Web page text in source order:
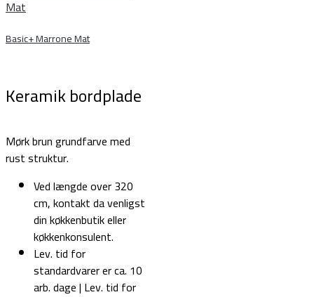
Basic+ Marrone Mat
Keramik bordplade
Mørk brun grundfarve med
rust struktur.
Ved længde over 320
cm, kontakt da venligst
din køkkenbutik eller
køkkenkonsulent.
Lev. tid for
standardvarer er ca. 10
arb. dage | Lev. tid for